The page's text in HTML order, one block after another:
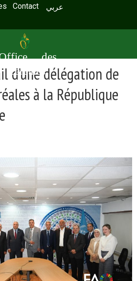
Contact عربي
des
céréales
d’une délégation de
à la République